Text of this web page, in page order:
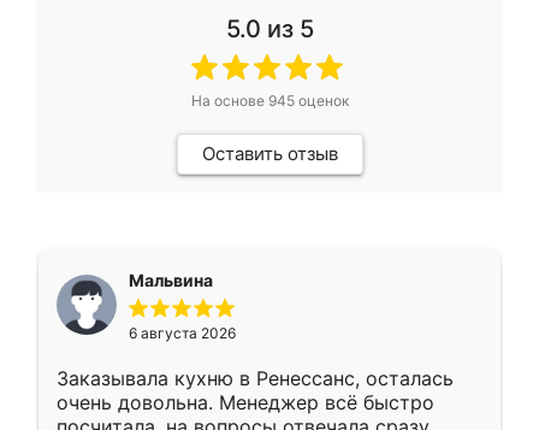
5.0 из 5
На основе 945оценок
Оставить отзыв
Мальвина
6 августа 2026
Заказывала кухню в Ренессанс, осталась
очень довольна. Менеджер всё быстро